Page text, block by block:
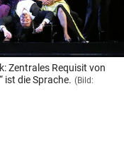
Zentrales Requisit von
ist die Sprache. (Bild: